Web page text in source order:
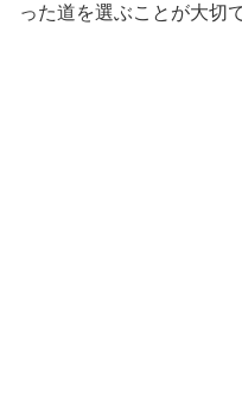
った道を選ぶことが大切